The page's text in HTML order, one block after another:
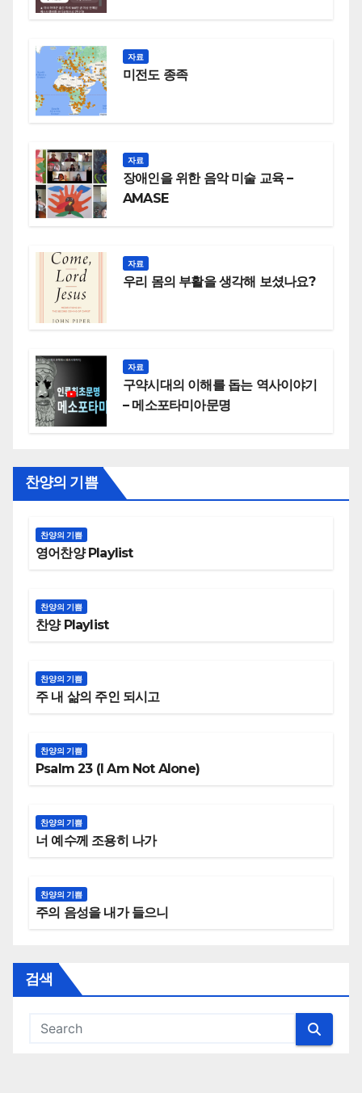
자료
미전도 종족
자료
장애인을 위한 음악 미술 교육 –
AMASE
자료
우리 몸의 부활을 생각해 보셨나요?
자료
구약시대의 이해를 돕는 역사이야기
– 메소포타미아문명
찬양의 기쁨
찬양의 기쁨
영어찬양 Playlist
찬양의 기쁨
찬양 Playlist
찬양의 기쁨
주 내 삶의 주인 되시고
찬양의 기쁨
Psalm 23 (I Am Not Alone)
찬양의 기쁨
너 예수께 조용히 나가
찬양의 기쁨
주의 음성을 내가 들으니
검색